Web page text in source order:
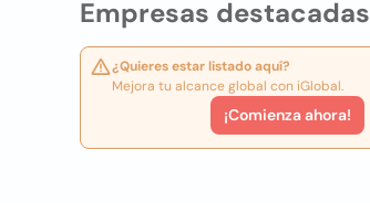
Empresas destacadas
¿Quieres estar listado aquí?
Mejora tu alcance global con iGlobal.
¡Comienza ahora!